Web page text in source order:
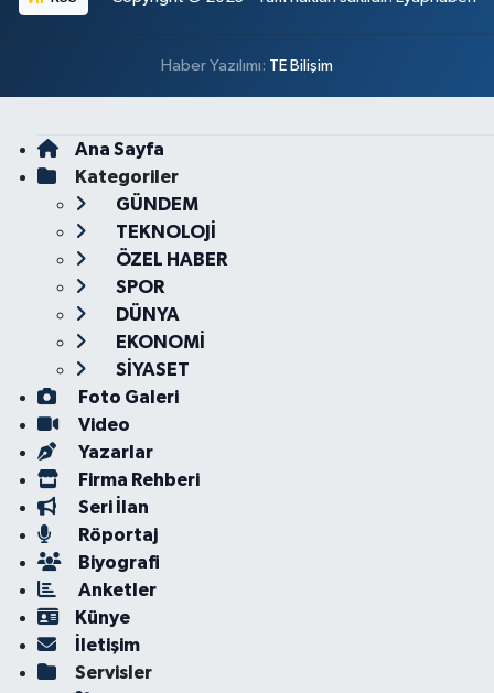
Haber Yazılımı: TE Bilişim
Ana Sayfa
Kategoriler
GÜNDEM
TEKNOLOJİ
ÖZEL HABER
SPOR
DÜNYA
EKONOMİ
SİYASET
Foto Galeri
Video
Yazarlar
Firma Rehberi
Seri İlan
Röportaj
Biyografi
Anketler
Künye
İletişim
Servisler